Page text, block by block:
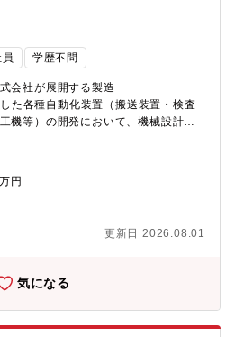
記をローテーションいただきながら
のスキルを高め、マネージャーを目
定しております。また、適性や組織
【就業環境】■フレックスや在宅勤務
が整っております。リモートワーク
る回数制限内で実施可能となってお
制度・資格補助】■即戦力としてご活
学研修が整備されています。また経
学歴不問
会社が展開する製造
た各種自動化装置（搬送装置・検査
機等）の開発において、機械設計・
完成までをフルオートメーション化
階から量産立ち上げまでをリード
・組織体制の強化を推進いただきま
・電気設計チームの統括マネジメン
せ■ 外注設計先の管理および技術レ
応「ARUMCODE3」含む）■ 機械・
マネジメント■ 設計標準化、ドキュ
【魅力】■世界初の製造
、属人化・人手不足という製造業の
円
更新日 2026.08.01
気になる